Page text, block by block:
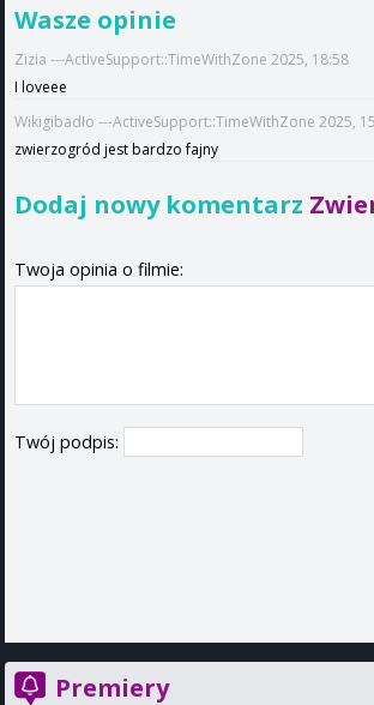
Wasze opinie
Zizia ---ActiveSupport::TimeWithZone 2025, 18:58
I loveee
Wikigibadło ---ActiveSupport::TimeWithZone 2025,
zwierzogród jest bardzo fajny
Dodaj nowy komentarz
Twoja opinia o filmie:
Twój podpis:
Premiery